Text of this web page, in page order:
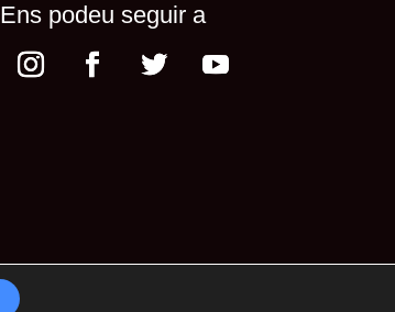
Ens podeu seguir a